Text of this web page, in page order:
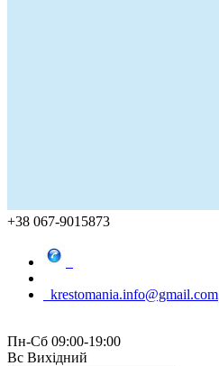
+38 067-9015873
krestomania.info@gmail.com
Пн-Сб 09:00-19:00
Вс Вихідний